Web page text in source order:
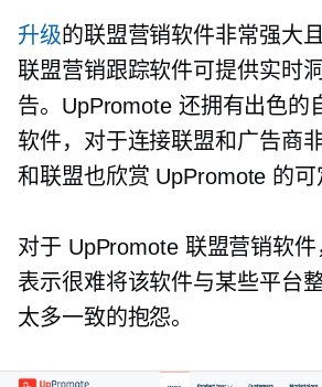
升级的联盟营销软件非常强大
联盟营销跟踪软件可提供实时
告。UpPromote 还拥有出色的
软件，对于连接联盟和广告商
和联盟也欣赏 UpPromote 的可
对于 UpPromote 联盟营销软件
表示很难将该软件与某些平台
太多一致的抱怨。